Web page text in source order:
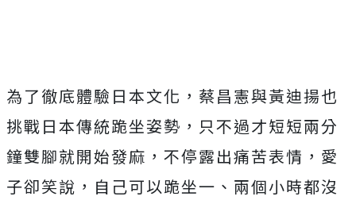
為了徹底體驗日本文化，蔡昌憲與黃迪揚也
挑戰日本傳統跪坐姿勢，只不過才短短兩分
鐘雙腳就開始發麻，不停露出痛苦表情，愛
子卻笑說，自己可以跪坐一、兩個小時都沒